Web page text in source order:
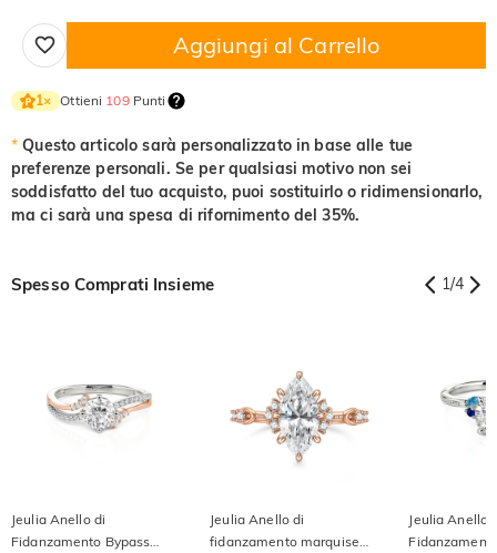
$0.00
Aggiungi al Carrello
1× Ottieni 109Punti
* Questo articolo sarà personalizzato in base alle tue
preferenze personali. Se per qualsiasi motivo non sei
soddisfatto del tuo acquisto, puoi sostituirlo o ridimensionarlo,
ma ci sarà una spesa di rifornimento del 35%.
Spesso Comprati Insieme 1/4
Jeulia Anello di
Fidanzamento Bypass
Jeulia Anello di
fidanzamento marquise
Jeulia Anello